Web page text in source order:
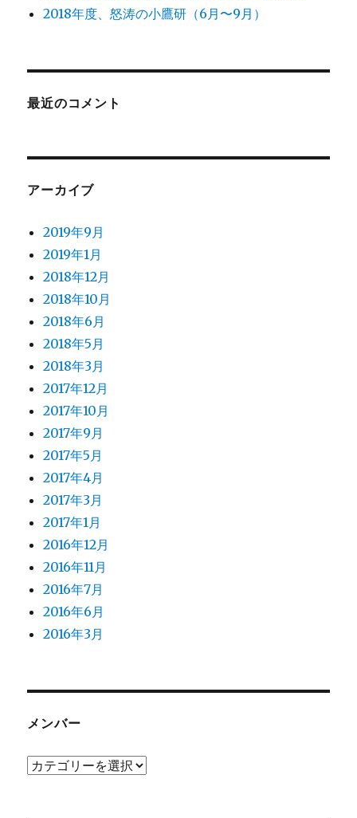
2018年度、怒涛の小鷹研（6月〜9月）
最近のコメント
アーカイブ
2019年9月
2019年1月
2018年12月
2018年10月
2018年6月
2018年5月
2018年3月
2017年12月
2017年10月
2017年9月
2017年5月
2017年4月
2017年3月
2017年1月
2016年12月
2016年11月
2016年7月
2016年6月
2016年3月
メンバー
メ